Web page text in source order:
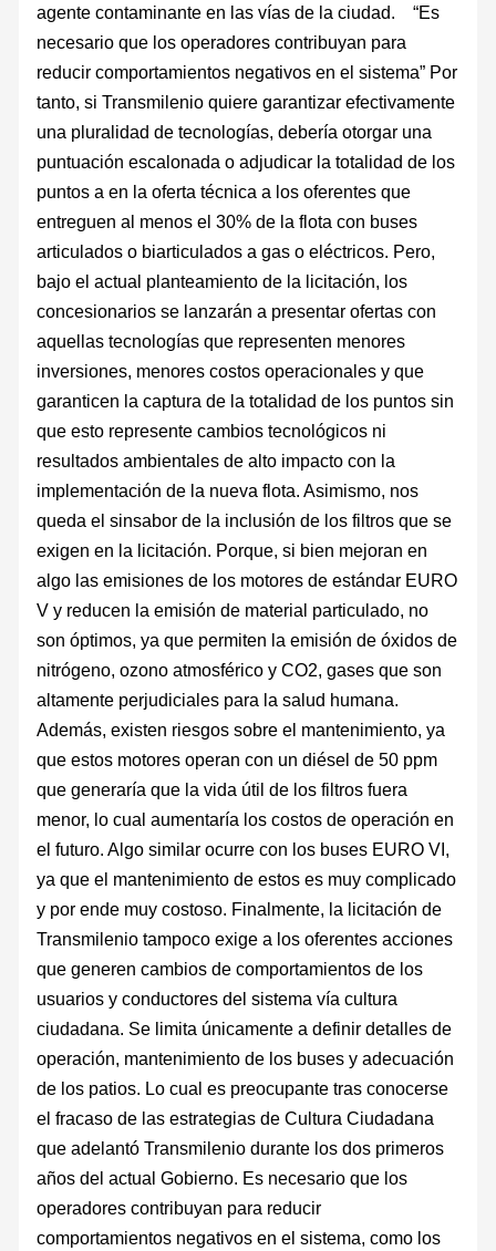
agente contaminante en las vías de la ciudad. “Es
necesario que los operadores contribuyan para
reducir comportamientos negativos en el sistema” Por
tanto, si Transmilenio quiere garantizar efectivamente
una pluralidad de tecnologías, debería otorgar una
puntuación escalonada o adjudicar la totalidad de los
puntos a en la oferta técnica a los oferentes que
entreguen al menos el 30% de la flota con buses
articulados o biarticulados a gas o eléctricos. Pero,
bajo el actual planteamiento de la licitación, los
concesionarios se lanzarán a presentar ofertas con
aquellas tecnologías que representen menores
inversiones, menores costos operacionales y que
garanticen la captura de la totalidad de los puntos sin
que esto represente cambios tecnológicos ni
resultados ambientales de alto impacto con la
implementación de la nueva flota. Asimismo, nos
queda el sinsabor de la inclusión de los filtros que se
exigen en la licitación. Porque, si bien mejoran en
algo las emisiones de los motores de estándar EURO
V y reducen la emisión de material particulado, no
son óptimos, ya que permiten la emisión de óxidos de
nitrógeno, ozono atmosférico y CO2, gases que son
altamente perjudiciales para la salud humana.
Además, existen riesgos sobre el mantenimiento, ya
que estos motores operan con un diésel de 50 ppm
que generaría que la vida útil de los filtros fuera
menor, lo cual aumentaría los costos de operación en
el futuro. Algo similar ocurre con los buses EURO VI,
ya que el mantenimiento de estos es muy complicado
y por ende muy costoso. Finalmente, la licitación de
Transmilenio tampoco exige a los oferentes acciones
que generen cambios de comportamientos de los
usuarios y conductores del sistema vía cultura
ciudadana. Se limita únicamente a definir detalles de
operación, mantenimiento de los buses y adecuación
de los patios. Lo cual es preocupante tras conocerse
el fracaso de las estrategias de Cultura Ciudadana
que adelantó Transmilenio durante los dos primeros
años del actual Gobierno. Es necesario que los
operadores contribuyan para reducir
comportamientos negativos en el sistema, como los